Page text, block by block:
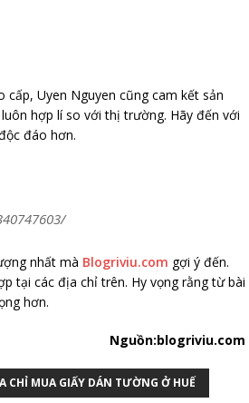
Uyen Nguyen cũng cam kết sản
hợp lí so với thị trường. Hãy đến với
đáo hơn.
nhất mà Blogriviu.com gợi ý đến.
tại các địa chỉ trên. Hy vọng rằng từ bài
hơn.
Nguồn:blogriviu.com
CHỈ MUA GIẤY DÁN TƯỜNG Ở HUẾ